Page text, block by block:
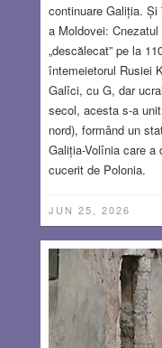
continuare Galiția.
a Moldovei:
„descălecat” pe la
întemeietorul Rusiei
Galîci, cu G, dar
secol, acesta s-a
nord), formând un
Galiția-Volînia care a
cucerit de Polonia.
JUN 25, 2026